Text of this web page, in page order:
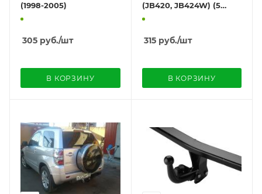
(1998-2005)
305 руб./шт
В КОРЗИНУ
(JB420, JB424W) (5
дверей) 2005-... FC
315руб./шт
В КОРЗИНУ